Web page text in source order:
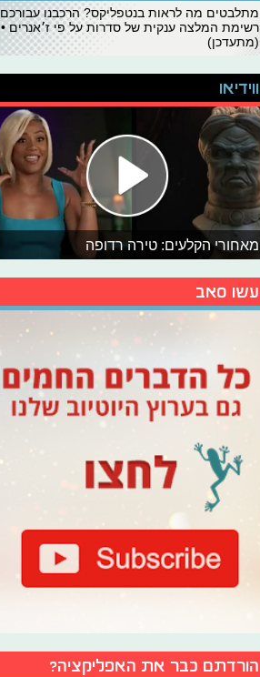
מתלבטים מה לראות בנטפליקס? הרכבנו עבורכם
רשימת המלצה ענקית של סדרות על פי ז׳אנרים •
(מתעדכן)
ווידיאו
מאחורי הקלעים: טירה רדופה
עשו סאב
הורדתם כבר את האפליקציה?